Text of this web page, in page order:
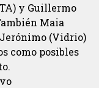
y Guillermo
Maia
(Vidrio)
como posibles